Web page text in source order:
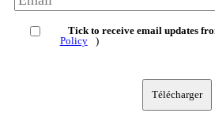
Tick to receive email updates
Policy
)
Télécharger